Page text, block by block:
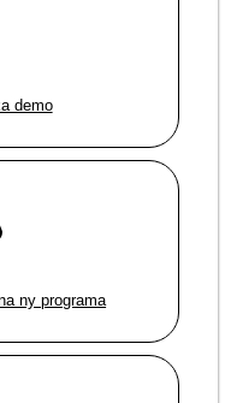
demo
ny programa